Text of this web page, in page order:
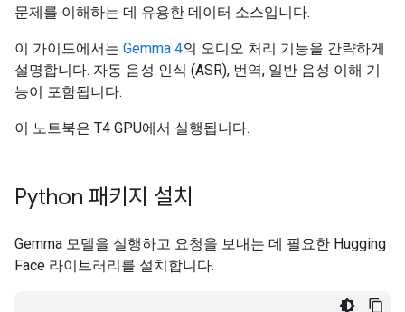
문제를 이해하는 데 유용한 데이터 소스입니다.
이 가이드에서는 Gemma 4의 오디오 처리 기능을 간략하게
설명합니다. 자동 음성 인식 (ASR), 번역, 일반 음성 이해 기
능이 포함됩니다.
이 노트북은 T4 GPU에서 실행됩니다.
Python 패키지 설치
Gemma 모델을 실행하고 요청을 보내는 데 필요한 Hugging
Face 라이브러리를 설치합니다.